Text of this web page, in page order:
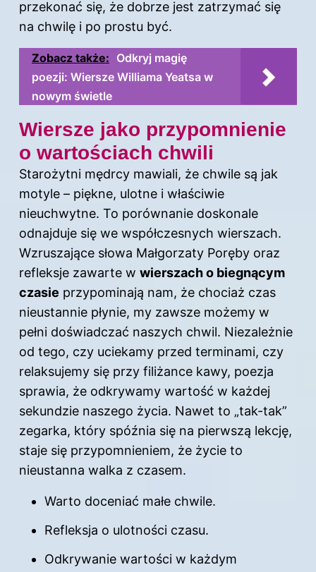
przekonać się, że dobrze jest zatrzymać się
na chwilę i po prostu być.
Zobacz także: Odkryj magię
poezji: Wiersze Williama Yeatsa w
nowym świetle
Wiersze jako przypomnienie
o wartościach chwili
Starożytni mędrcy mawiali, że chwile są jak
motyle – piękne, ulotne i właściwie
nieuchwytne. To porównanie doskonale
odnajduje się we współczesnych wierszach.
Wzruszające słowa Małgorzaty Poręby oraz
refleksje zawarte w wierszach o biegnącym
czasie przypominają nam, że chociaż czas
nieustannie płynie, my zawsze możemy w
pełni doświadczać naszych chwil. Niezależnie
od tego, czy uciekamy przed terminami, czy
relaksujemy się przy filiżance kawy, poezja
sprawia, że odkrywamy wartość w każdej
sekundzie naszego życia. Nawet to „tak-tak”
zegarka, który spóźnia się na pierwszą lekcję,
staje się przypomnieniem, że życie to
nieustanna walka z czasem.
Warto doceniać małe chwile.
Refleksja o ulotności czasu.
Odkrywanie wartości w każdym